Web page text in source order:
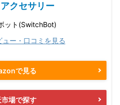
クセサリー
ット(SwitchBot)
ュー・口コミを見る
で見る
場で探す